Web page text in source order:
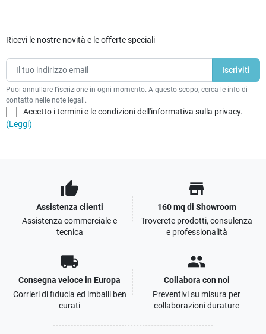
Ricevi le nostre novità e le offerte speciali
Puoi annullare l'iscrizione in ogni momento. A questo scopo, cerca le info di
contatto nelle note legali.
Accetto i termini e le condizioni dell'informativa sulla privacy.
(Leggi)
thumb_up
Assistenza clienti
Assistenza commerciale e
tecnica
store
160 mq di Showroom
Troverete prodotti, consulenza
e professionalità
local_shipping
Consegna veloce in Europa
Corrieri di fiducia ed imballi ben
curati
people
Collabora con noi
Preventivi su misura per
collaborazioni durature